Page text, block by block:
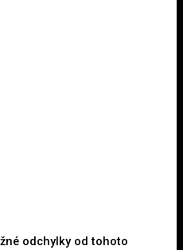
odchylky od tohoto